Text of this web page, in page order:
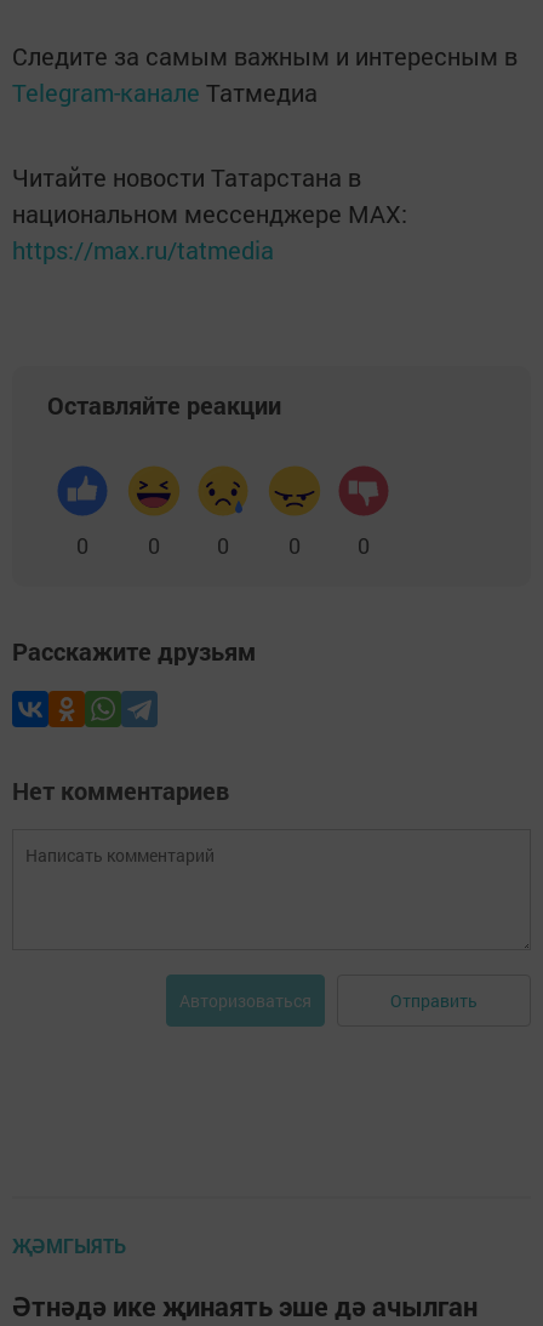
Следите за самым важным и интересным в
Telegram-канале Татмедиа
Читайте новости Татарстана в
национальном мессенджере MАХ:
https://max.ru/tatmedia
Оставляйте реакции
0 0 0 0 0
Расскажите друзьям
Нет комментариев
Авторизоваться Отправить
ҖӘМГЫЯТЬ
Әтнәдә ике җинаять эше дә ачылган